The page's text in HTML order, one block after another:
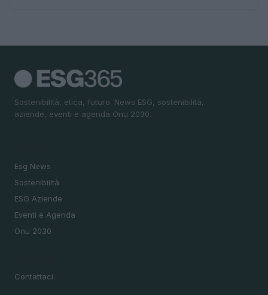
Sostenibilità, etica, futuro. News ESG, sostenibilità,
aziende, eventi e agenda Onu 2030.
Esg News
Sostenibilità
ESG Aziende
Eventi e Agenda
Onu 2030
Contattaci